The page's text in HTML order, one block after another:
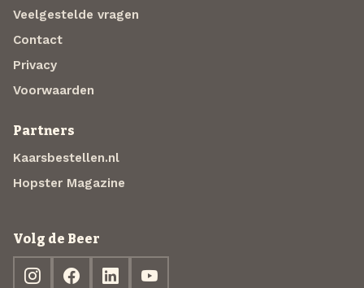
Veelgestelde vragen
Contact
Privacy
Voorwaarden
Partners
Kaarsbestellen.nl
Hopster Magazine
Volg de Beer